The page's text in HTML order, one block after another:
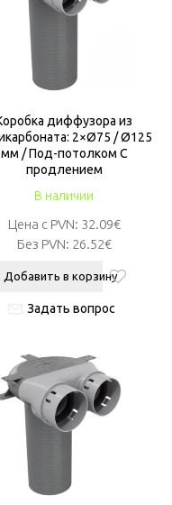
В наличии
диффузора из
2×Ø75 / Ø125
мм / Под-потолком С
продлением
Цена с PVN: 32.09€
Без PVN: 26.52€
Добавить в корзину
Задать вопрос